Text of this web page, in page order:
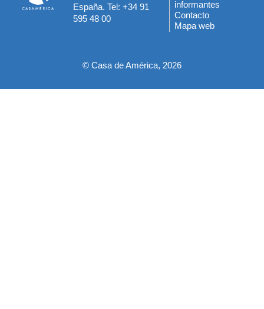
España. Tel: +34 91
595 48 00
del
pie
informantes
Contacto
Mapa web
© Casa de América, 2026